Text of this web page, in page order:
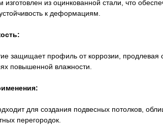
из оцинкованной стали, что
к деформациям.
защищает профиль от коррозии, продлевая
повышенной влажности.
для создания подвесных потолков,
перегородок.